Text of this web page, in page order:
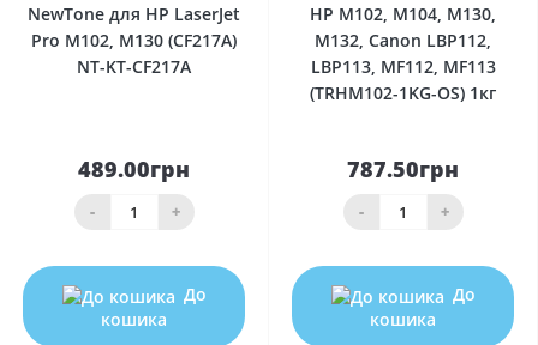
NewTone для HP LaserJet
Pro M102, M130 (CF217A)
NT-KT-CF217A
489.00грн
- +
До
кошика
HP M102, M104, M130,
M132, Canon LBP112,
LBP113, MF112, MF113
(TRHM102-1KG-OS) 1кг
787.50грн
- +
До
кошика